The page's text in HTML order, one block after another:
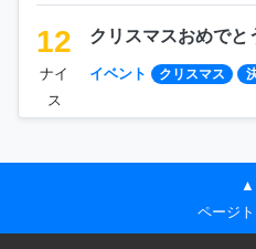
12
ナイ
ス
クリスマスおめでと
イベント クリスマス
▲
ページ